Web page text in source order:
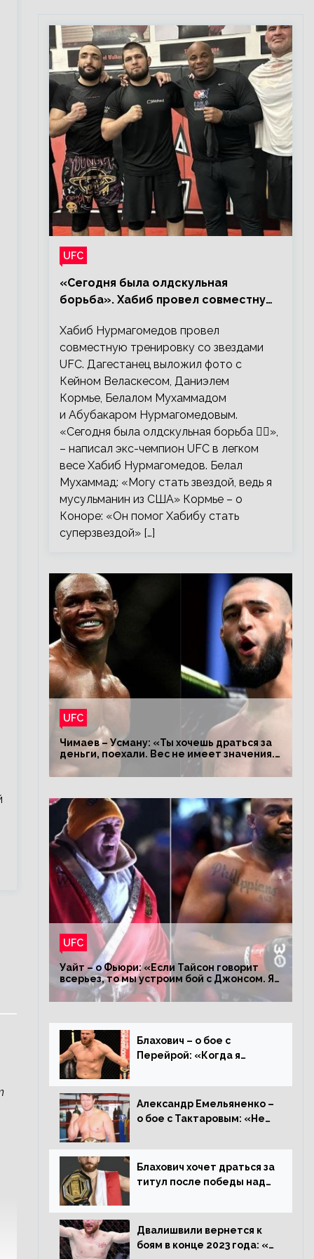
UFC
«Сегодня была олдскульная
борьба». Хабиб провел совместную
Хабиб Нурмагомедов провел
совместную тренировку со звездами
UFC. Дагестанец выложил фото с
Кейном Веласкесом, Даниэлем
Кормье, Белалом Мухаммадом
и Абубакаром Нурмагомедовым.
«Сегодня была олдскульная борьба 🤼‍♂️»,
– написал экс-чемпион UFC в легком
весе Хабиб Нурмагомедов. Белал
Мухаммад: «Могу стать звездой, ведь я
мусульманин из США» Кормье – о
Коноре: «Он помог Хабибу стать
суперзвездой» […]
UFC
Чимаев – Усману: «Ты хочешь драться за
деньги, поехали. Вес не имеет значения.
Я – король»
UFC
Уайт – о Фьюри: «Если Тайсон говорит
всерьез, то мы устроим бой с Джонсом. Я
заставил Флойда Мейвезера драться с
Конором»
Блахович – о бое с
Перейрой: «Когда я
93 кг, захотел драться с
ним»
Александр Емельяненко –
о бое с Тактаровым: «Нет,
Блахович хочет драться за
титул после победы над
счастлив увезти пояс в
Польшу»
Двалишвили вернется к
боям в конце 2023 года: «Я